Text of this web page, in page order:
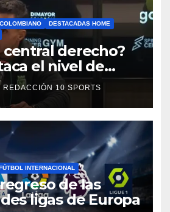
DESTACADAS HOME
derecho?
el nivel de
REDACCIÓN 10 SPORTS
INTERNACIONAL
de las
ligas de Europa